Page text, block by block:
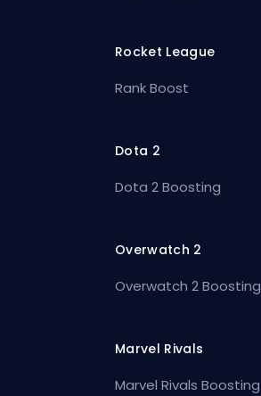
Rocket League
Rank Boost
Dota 2
Dota 2 Boosting
Overwatch 2
Overwatch 2 Boosting
Marvel Rivals
Marvel Rivals Boosting